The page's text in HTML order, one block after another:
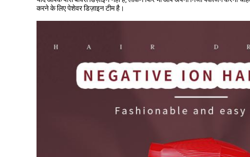
करने के लिए पेशेवर डिज़ाइन टीम है।